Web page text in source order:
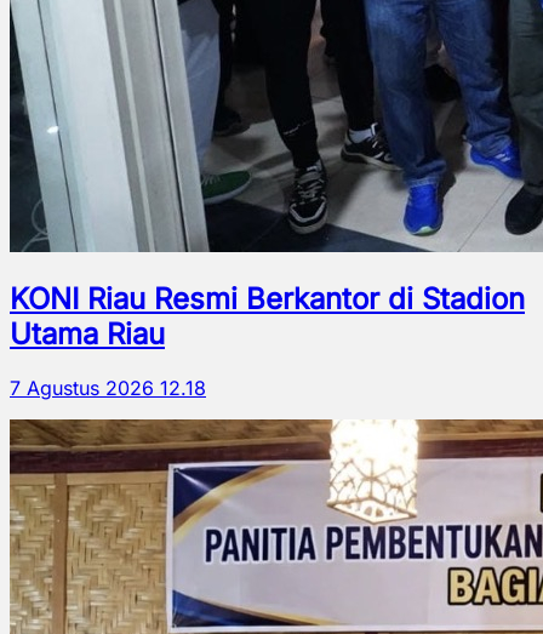
KONI Riau Resmi Berkantor di Stadion
Utama Riau
7 Agustus 2026 12.18